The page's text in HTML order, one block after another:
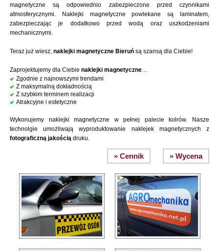
magnetyczne są odpowiednio zabezpieczone przed czynnikami
atmosferycznymi. Naklejki magnetyczne powlekane są laminatem,
zabezpieczając je dodatkowo przed wodą oraz uszkodzeniami
mechanicznymi.
Teraz już wiesz, naklejki magnetyczne Bieruń są szansą dla Ciebie!
Zaprojektujemy dla Ciebie naklejki magnetyczne…
Zgodnie z najnowszymi trendami
Z maksymalną dokładnością
Z szybkim terminem realizacji
Atrakcyjne i estetyczne
Wykonujemy naklejki magnetyczne w pełnej palecie kolrów. Nasze
technolgie umożliwają wyproduktowanie naklejek magnetycznych z
fotograficzną jakością druku.
» Wycena
» Cennik